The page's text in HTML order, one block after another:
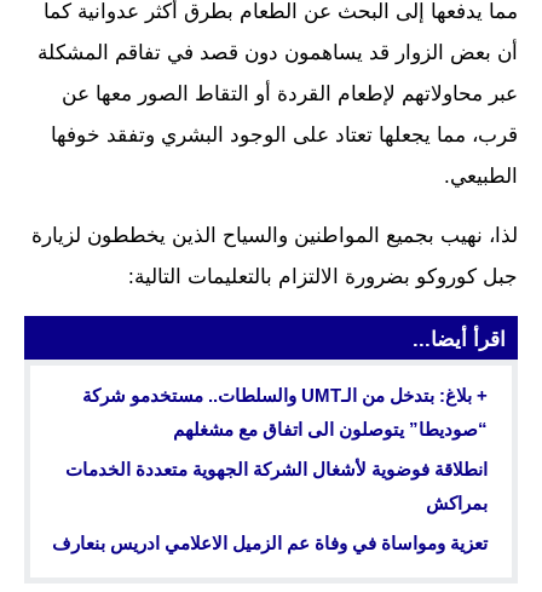
مما يدفعها إلى البحث عن الطعام بطرق أكثر عدوانية كما
أن بعض الزوار قد يساهمون دون قصد في تفاقم المشكلة
عبر محاولاتهم لإطعام القردة أو التقاط الصور معها عن
قرب، مما يجعلها تعتاد على الوجود البشري وتفقد خوفها
الطبيعي.
لذا، نهيب بجميع المواطنين والسياح الذين يخططون لزيارة
جبل كوروكو بضرورة الالتزام بالتعليمات التالية:
اقرأ أيضا...
+ بلاغ: بتدخل من الـUMT والسلطات.. مستخدمو شركة
“صوديطا” يتوصلون الى اتفاق مع مشغلهم
انطلاقة فوضوية لأشغال الشركة الجهوية متعددة الخدمات
بمراكش
تعزية ومواساة في وفاة عم الزميل الاعلامي ادريس بنعارف